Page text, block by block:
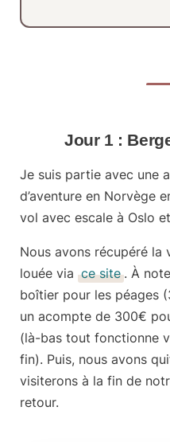
Jour 1 :
Je suis partie avec une
d’aventure en Norvège
vol avec escale à Oslo
Nous avons récupéré la
louée via ce site . À
boîtier pour les péages
un acompte de 300€
(là-bas tout fonctionne
fin). Puis, nous avons
visiterons à la fin de
retour.